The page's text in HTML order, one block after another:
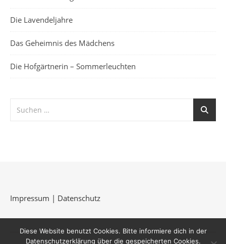
Die Lavendeljahre
Das Geheimnis des Mädchens
Die Hofgärtnerin – Sommerleuchten
Impressum | Datenschutz
Diese Website benutzt Cookies. Bitte informiere dich in der
Datenschutzerklärung über die gespeicherten Cookies.